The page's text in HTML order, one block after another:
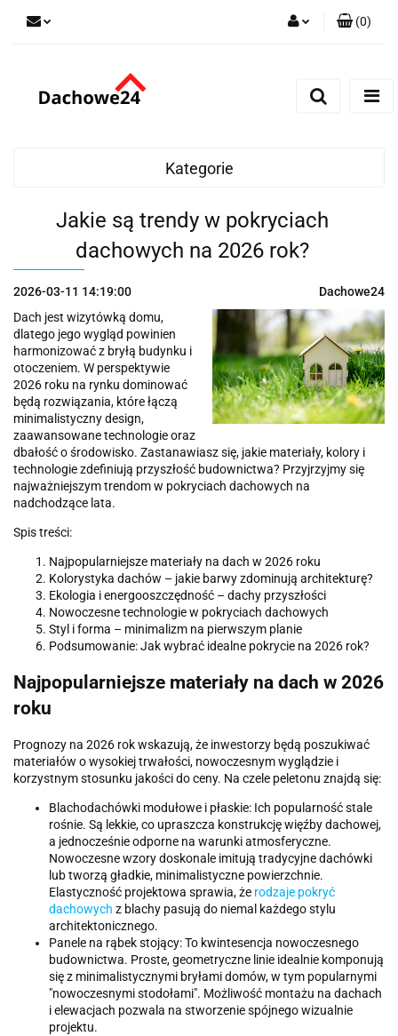
(0)
Kategorie
Jakie są trendy w pokryciach
dachowych na 2026 rok?
2026-03-11 14:19:00
Dachowe24
Dach jest wizytówką domu,
dlatego jego wygląd powinien
harmonizować z bryłą budynku i
otoczeniem. W perspektywie
2026 roku na rynku dominować
będą rozwiązania, które łączą
minimalistyczny design,
zaawansowane technologie oraz
dbałość o środowisko. Zastanawiasz się, jakie materiały, kolory i
technologie zdefiniują przyszłość budownictwa? Przyjrzyjmy się
najważniejszym trendom w pokryciach dachowych na
nadchodzące lata.
Spis treści:
Najpopularniejsze materiały na dach w 2026 roku
Kolorystyka dachów – jakie barwy zdominują architekturę?
Ekologia i energooszczędność – dachy przyszłości
Nowoczesne technologie w pokryciach dachowych
Styl i forma – minimalizm na pierwszym planie
Podsumowanie: Jak wybrać idealne pokrycie na 2026 rok?
Najpopularniejsze materiały na dach w 2026
roku
Prognozy na 2026 rok wskazują, że inwestorzy będą poszukiwać
materiałów o wysokiej trwałości, nowoczesnym wyglądzie i
korzystnym stosunku jakości do ceny. Na czele peletonu znajdą się:
Blachodachówki modułowe i płaskie: Ich popularność stale
rośnie. Są lekkie, co upraszcza konstrukcję więźby dachowej,
a jednocześnie odporne na warunki atmosferyczne.
Nowoczesne wzory doskonale imitują tradycyjne dachówki
lub tworzą gładkie, minimalistyczne powierzchnie.
Elastyczność projektowa sprawia, że rodzaje pokryć
dachowych z blachy pasują do niemal każdego stylu
architektonicznego.
Panele na rąbek stojący: To kwintesencja nowoczesnego
budownictwa. Proste, geometryczne linie idealnie komponują
się z minimalistycznymi bryłami domów, w tym popularnymi
"nowoczesnymi stodołami". Możliwość montażu na dachach
i elewacjach pozwala na stworzenie spójnego wizualnie
projektu.